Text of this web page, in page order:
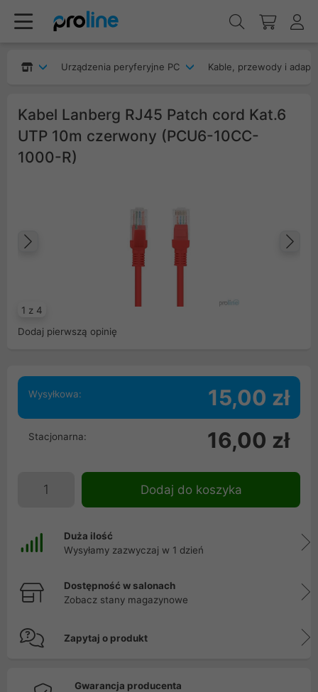
Urządzenia peryferyjne PC Kable, przewody i
Kabel Lanberg RJ45 Patch cord Kat.6
UTP 10m czerwony (PCU6-10CC-
1000-R)
1 z 4
Poprzedni
Dodaj pierwszą opinię
Wysyłkowa: 15,00 zł
Stacjonarna: 16,00 zł
Dodaj do koszyka
Duża ilość
Wysyłamy zazwyczaj w 1 dzień
Dostępność w salonach
Zobacz stany magazynowe
Zapytaj o produkt
Gwarancja producenta